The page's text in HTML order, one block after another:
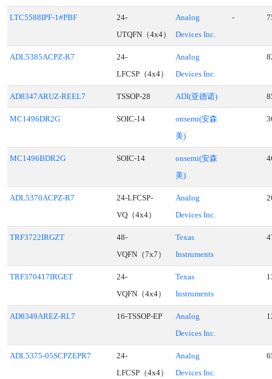
LTC5588IPF-1#PBF
24-
UTQFN（4x4）
Analog
Devices Inc.
-
ADL5385ACPZ-R7
24-
LFCSP（4x4）
Analog
Devices Inc.
AD8347ARUZ-REEL7 TSSOP-28 ADI(亚德诺)
MC1496DR2G SOIC-14
onsemi(安森
美)
MC1496BDR2G SOIC-14
onsemi(安森
美)
ADL5370ACPZ-R7
24-LFCSP-
VQ（4x4）
Analog
Devices Inc.
TRF3722IRGZT
48-
VQFN（7x7）
Texas
Instruments
TRF370417IRGET
24-
VQFN（4x4）
Texas
Instruments
AD8349AREZ-RL7 16-TSSOP-EP
Analog
Devices Inc.
ADL5375-05SCPZEPR7
24-
LFCSP（4x4）
Analog
Devices Inc.